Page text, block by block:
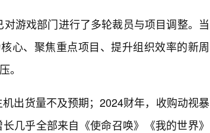
游戏部门进行了多轮裁员与项目调整。当
心、聚焦重点项目、提升组织效率的新周
。
出货量不及预期；2024财年，收购动视暴
几乎全部来自《使命召唤》《我的世界》